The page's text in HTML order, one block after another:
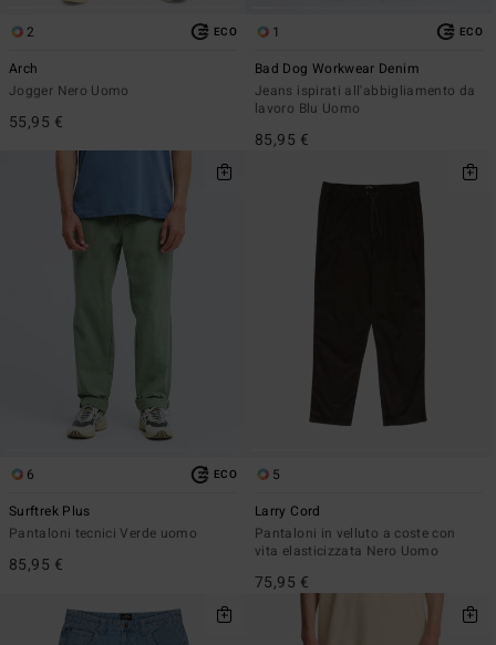
2 ECO
Arch
Jogger Nero Uomo
55,95 €
1 ECO
Bad Dog Workwear Denim
Jeans ispirati all'abbigliamento da
lavoro Blu Uomo
85,95 €
6 ECO
Surftrek Plus
Pantaloni tecnici Verde uomo
85,95 €
5
Larry Cord
Pantaloni in velluto a coste con
vita elasticizzata Nero Uomo
75,95 €